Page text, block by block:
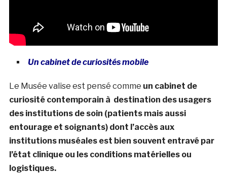
Un cabinet de curiosités mobile
Le Musée valise est pensé comme un cabinet de
curiosité contemporain à destination des usagers
des institutions de soin (patients mais aussi
entourage et soignants) dont l’accès aux
institutions muséales est bien souvent entravé par
l’état clinique ou les conditions matérielles ou
logistiques.